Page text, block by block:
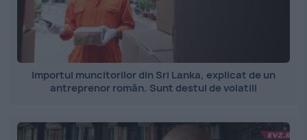
Importul muncitorilor din Sri Lanka, explicat de un
antreprenor român. Sunt destul de volatili